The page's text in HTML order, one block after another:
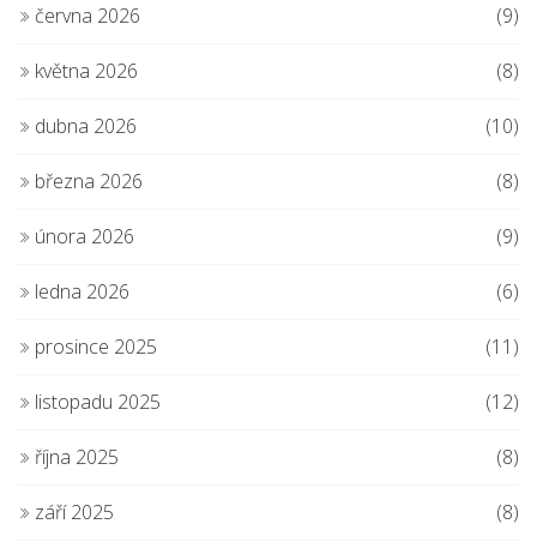
června 2026 (9)
května 2026 (8)
dubna 2026 (10)
března 2026 (8)
února 2026 (9)
ledna 2026 (6)
prosince 2025 (11)
listopadu 2025 (12)
října 2025 (8)
září 2025 (8)